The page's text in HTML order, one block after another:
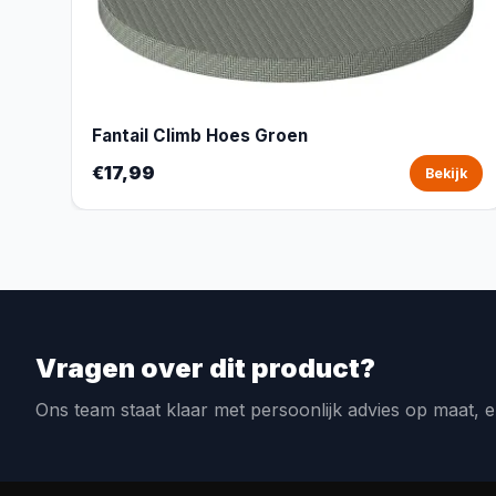
Fantail Climb Hoes Groen
€17,99 Bekijk
Vragen over dit product?
Ons team staat klaar met persoonlijk advies op maat,